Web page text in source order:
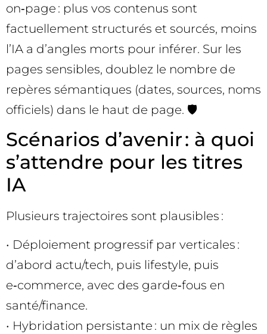
on‑page : plus vos contenus sont
factuellement structurés et sourcés, moins
l’IA a d’angles morts pour inférer. Sur les
pages sensibles, doublez le nombre de
repères sémantiques (dates, sources, noms
officiels) dans le haut de page. 🛡️
Scénarios d’avenir : à quoi
s’attendre pour les titres
IA
Plusieurs trajectoires sont plausibles :
• Déploiement progressif par verticales :
d’abord actu/tech, puis lifestyle, puis
e‑commerce, avec des garde‑fous en
santé/finance.
• Hybridation persistante : un mix de règles